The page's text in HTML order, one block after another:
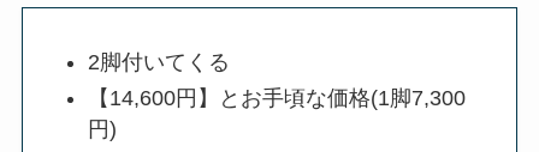
2脚付いてくる
【14,600円】とお手頃な価格(1脚7,300
円)